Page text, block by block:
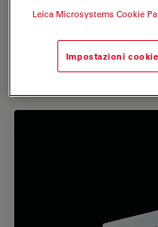
Leica Microsystems Cookie
Impostazioni cookie